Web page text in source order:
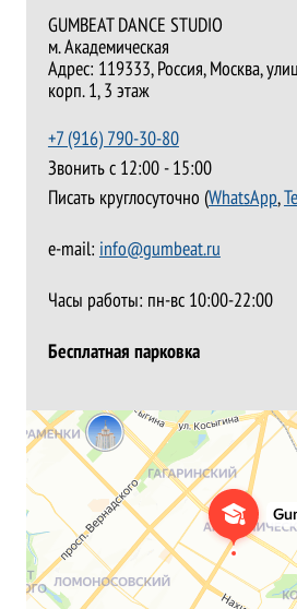
GUMBEAT DANCE STUDIO
м. Академическая
Адрес: 119333, Россия,Москва,
корп. 1, 3 этаж
+7 (916) 790-30-80
Звонить с 12:00 - 15:00
Писать круглосуточно (WhatsApp,
e-mail: info@gumbeat.ru
Часы работы: пн-вс 10:00-22:00
Бесплатная парковка